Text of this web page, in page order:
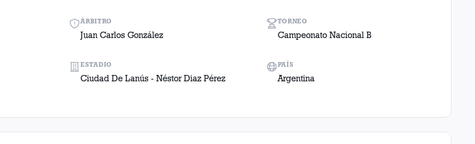
ÁRBITRO
Juan Carlos González
TORNEO
Campeonato Nacional B
ESTADIO
Ciudad De Lanús - Néstor Diaz Pérez
PAÍS
Argentina